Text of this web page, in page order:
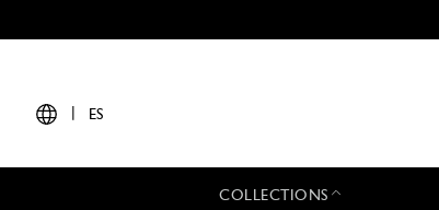
ES
COLLECTIONS